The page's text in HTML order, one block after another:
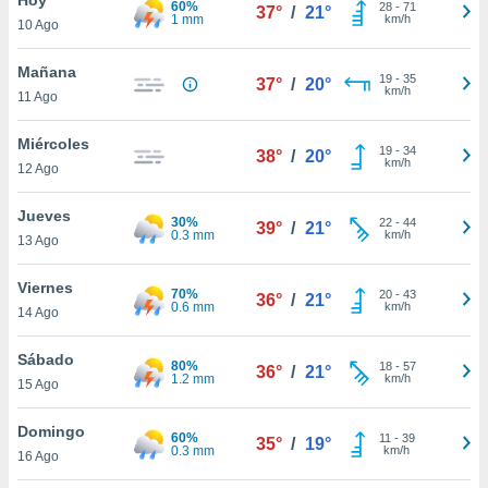
y
en
más
de
cookies
10 Ago
60%
1 mm
37° / 21° 28- 71
km/h
Mañana
11 Ago
37° / 20° 19- 35
km/h
Miércoles
12 Ago
38° / 20° 19- 34
km/h
Jueves
13 Ago
30%
0.3 mm
39° / 21° 22- 44
km/h
Viernes
14 Ago
70%
0.6 mm
36° / 21° 20- 43
km/h
Sábado
15 Ago
80%
1.2 mm
36° / 21° 18- 57
km/h
Domingo
16 Ago
60%
0.3 mm
35° / 19° 11 - 39
km/h